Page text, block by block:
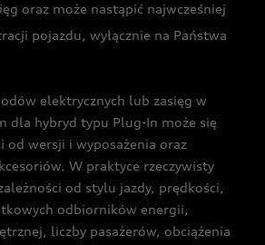
oraz może nastąpić najwcześniej
pojazdu, wyłącznie na Państwa
elektrycznych lub zasięg w
dla hybryd typu Plug-In może się
od wersji i wyposażenia oraz
W praktyce rzeczywisty
od stylu jazdy, prędkości,
odbiorników energii,
liczby pasażerów, obciążenia